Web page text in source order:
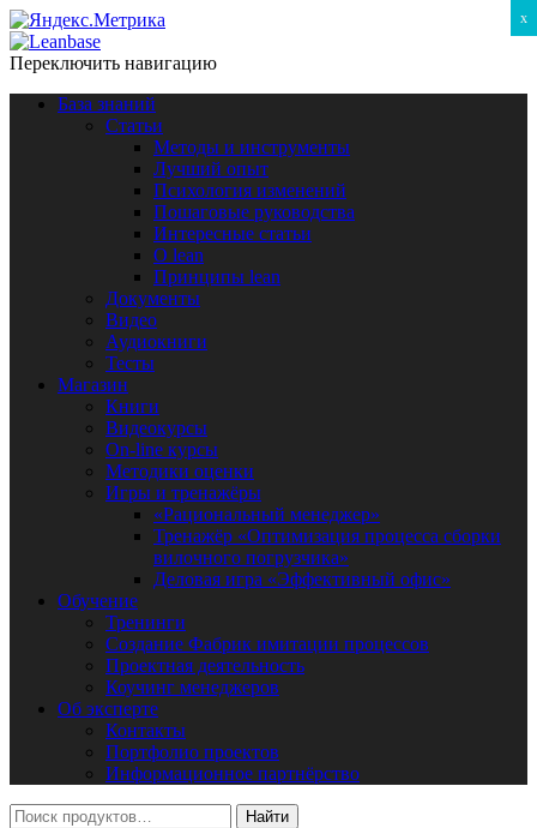
Переключить навигацию
База знаний
Статьи
Методы и инструменты
Лучший опыт
Психология изменений
Пошаговые руководства
Интересные статьи
O lean
Принципы lean
Документы
Видео
Аудиокниги
Тесты
Магазин
Книги
Видеокурсы
On-line курсы
Методики оценки
Игры и тренажёры
«Рациональный менеджер»
Тренажёр «Оптимизация процесса сборки
вилочного погрузчика»
Деловая игра «Эффективный офис»
Обучение
Тренинги
Создание Фабрик имитации процессов
Проектная деятельность
Коучинг менеджеров
Об эксперте
Контакты
Портфолио проектов
Информационное партнёрство
x